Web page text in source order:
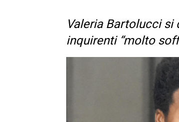
Valeria Bartolucci si
inquirenti “molto